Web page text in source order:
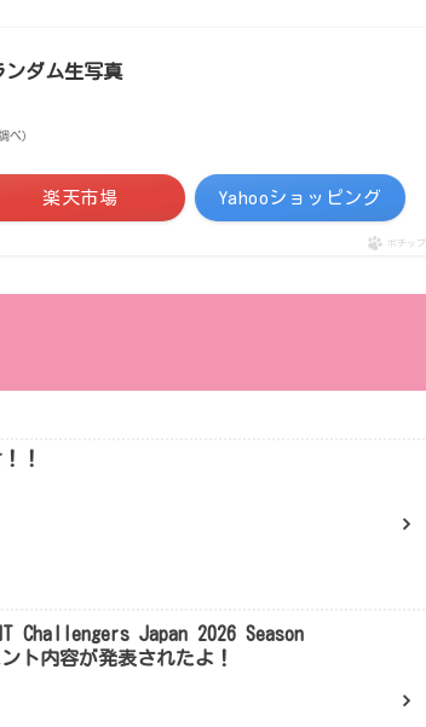
ンダム生写真
べ）
楽天市場 Yahooショッピング
ポチップ
！
Challengers Japan 2026 Season
ト内容が発表されたよ！